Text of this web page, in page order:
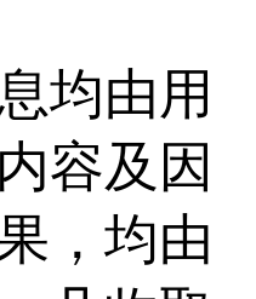
均由用
容及因
，均由